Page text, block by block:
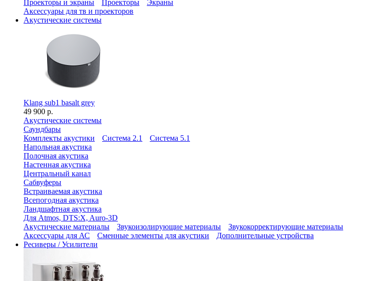
Проекторы и экраны
Проекторы
Экраны
Аксессуары для тв и проекторов
Акустические системы
Klang sub1 basalt grey
49 900 р.
Акустические системы
Саундбары
Комплекты акустики
Система 2.1
Система 5.1
Напольная акустика
Полочная акустика
Настенная акустика
Центральный канал
Сабвуферы
Встраиваемая акустика
Всепогодная акустика
Ландшафтная акустика
Для Atmos, DTS:X, Auro-3D
Акустические материалы
Звукоизолирующие материалы
Звукокорректирующие материалы
Аксессуары для АС
Сменные элементы для акустики
Дополнительные устройства
Ресиверы / Усилители